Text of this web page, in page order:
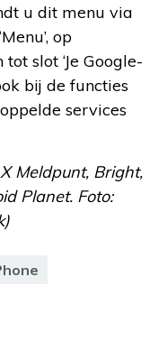
u dit menu via
op
tot slot ‘Je Google-
bij de functies
services
Meldpunt, Bright,
Planet. Foto: